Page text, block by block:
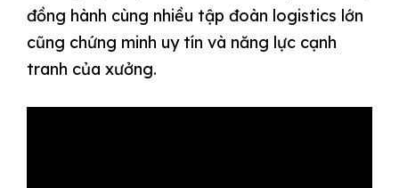
đồng hành cùng nhiều tập đoàn logistics lớn
cũng chứng minh uy tín và năng lực cạnh
tranh của xưởng.